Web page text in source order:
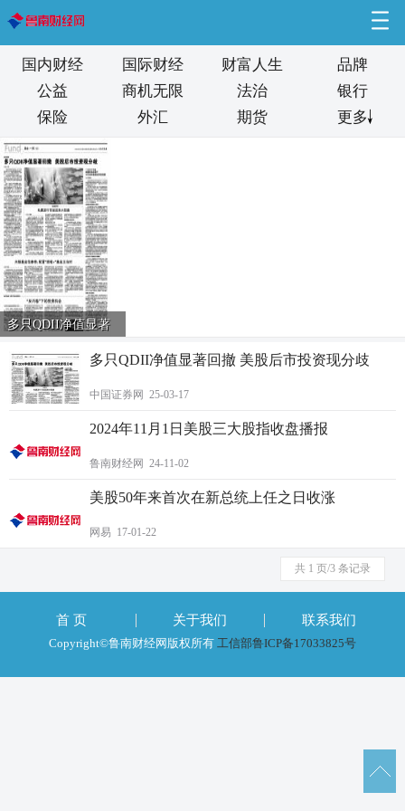
国内财经 国际财经 财富人生
品牌
公益
商机无限 法治
银行
保险
外汇 期货 更多
多只QDII净值显著
现分歧
多只QDII净值显著回撤 美股后市投资现分歧
中国证券网 25-03-17
2024年11月1日美股三大股指收盘播报
鲁南财经网 24-11-02
美股50年来首次在新总统上任之日收涨
网易 17-01-22
共 1 页/3 条记录
首 页 关于我们 联系我们
Copyright©鲁南财经网版权所有 工信部鲁ICP备17033825号